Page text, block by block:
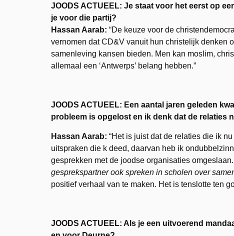
JOODS ACTUEEL: Je staat voor het eerst op
je voor die partij?
Hassan Aarab: “De keuze voor de
vernomen dat CD&V vanuit hun christelijk denken
samenleving kansen bieden. Men kan moslim,
allemaal een ‘Antwerps’ belang hebben.”
JOODS ACTUEEL: Een aantal jaren geleden
probleem is opgelost en ik denk dat de relaties
Hassan Aarab: “Het is juist dat de relaties die ik
uitspraken die k deed, daarvan heb ik
gesprekken met de joodse organisaties
gesprekspartner ook spreken in scholen over
positief verhaal van te maken. Het is tenslotte ten
JOODS ACTUEEL: Als je een uitvoerend